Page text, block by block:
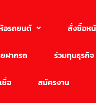
อรถยนต์ สั่งซื้อห
ฝากรถ ร่วมทุนธุรกิจ
อ สมัครงาน